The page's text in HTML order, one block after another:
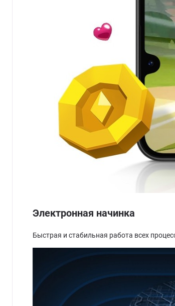
Электронная начинка
Быстрая и стабильная работа всех